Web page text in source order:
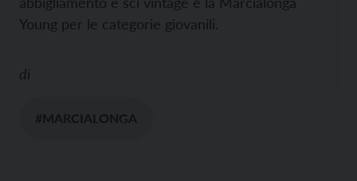
Young per le categorie giovanili.
di
#MARCIALONGA